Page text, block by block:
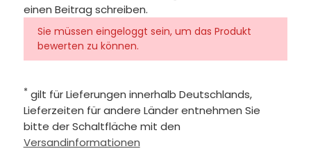
einen Beitrag schreiben.
Sie müssen eingeloggt sein, um das Produkt
bewerten zu können.
* gilt für Lieferungen innerhalb Deutschlands,
Lieferzeiten für andere Länder entnehmen Sie
bitte der Schaltfläche mit den
Versandinformationen